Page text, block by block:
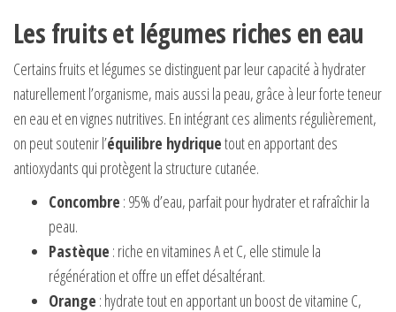
Les fruits et légumes riches en eau
Certains fruits et légumes se distinguent par leur capacité à hydrater
naturellement l’organisme, mais aussi la peau, grâce à leur forte teneur
en eau et en vignes nutritives. En intégrant ces aliments régulièrement,
on peut soutenir l’équilibre hydriquetout en apportant des
antioxydants qui protègent la structure cutanée.
Concombre : 95% d’eau, parfait pour hydrater et rafraîchir la
peau.
Pastèque : riche en vitamines A et C, elle stimule la
régénération et offre un effet désaltérant.
Orange : hydrate tout en apportant un boost de vitamine C,